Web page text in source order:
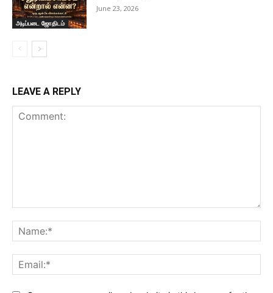
அடிப்படை ஜோதிடம்
June 23, 2026
LEAVE A REPLY